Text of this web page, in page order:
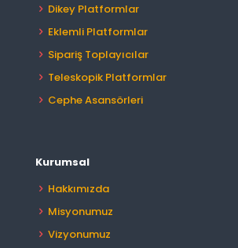
Dikey Platformlar
Eklemli Platformlar
Sipariş Toplayıcılar
Teleskopik Platformlar
Cephe Asansörleri
Kurumsal
Hakkımızda
Misyonumuz
Vizyonumuz